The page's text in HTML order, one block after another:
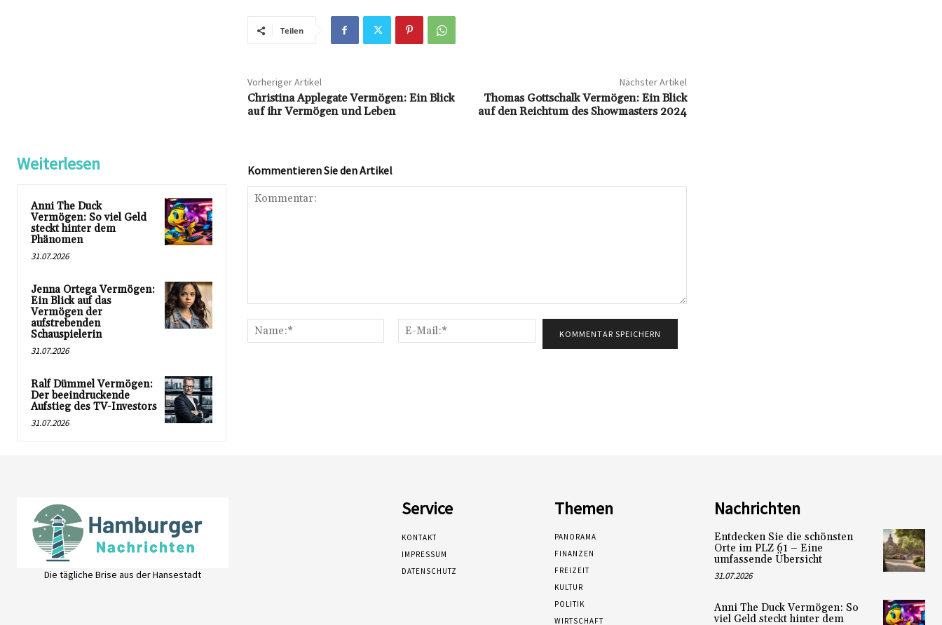
Teilen
Vorheriger Artikel
Christina Applegate Vermögen: Ein Blick
auf ihr Vermögen und Leben
Nächster Artikel
Thomas Gottschalk Vermögen: Ein Blick
auf den Reichtum des Showmasters 2024
Weiterlesen
Anni The Duck
Vermögen: So viel Geld
steckt hinter dem
Phänomen
31.07.2026
Jenna Ortega Vermögen:
Ein Blick auf das
Vermögen der
aufstrebenden
Schauspielerin
31.07.2026
Ralf Dümmel Vermögen:
Der beeindruckende
Aufstieg des TV-Investors
31.07.2026
Kommentieren Sie den Artikel
Name:*
Mail:*
Die tägliche Brise aus der Hansestadt
Service
KONTAKT
IMPRESSUM
DATENSCHUTZ
Themen
PANORAMA
FINANZEN
FREIZEIT
KULTUR
POLITIK
WIRTSCHAFT
Nachrichten
Entdecken Sie die schönsten
Orte im PLZ 61 – Eine
umfassende Übersicht
31.07.2026
Anni The Duck Vermögen: So
viel Geld steckt hinter dem